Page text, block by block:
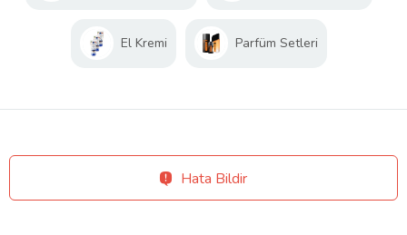
El Kremi Parfüm Setleri
Hata Bildir